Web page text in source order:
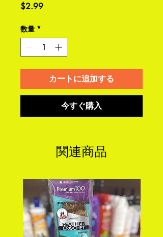
$2.99価
数量 *
カートに追加する
今すぐ購入
関連商品